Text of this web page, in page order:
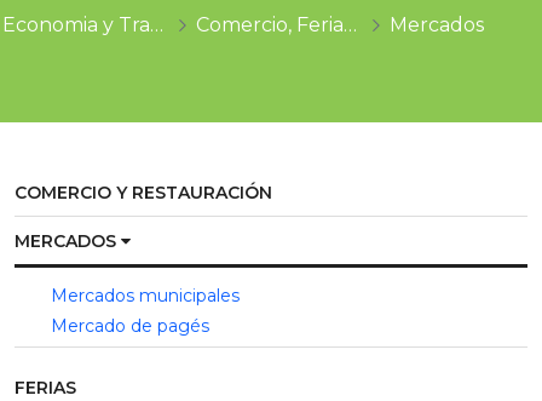
Economia y Trabajo Comercio, Ferias y Mercados Mercados
COMERCIO Y RESTAURACIÓN
MERCADOS
Mercados municipales
Mercado de pagés
FERIAS